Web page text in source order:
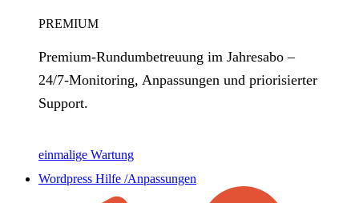
PREMIUM
Premium‑Rundumbetreuung im Jahresabo –
24/7‑Monitoring, Anpassungen und priorisierter
Support.
einmalige Wartung
Wordpress Hilfe /Anpassungen